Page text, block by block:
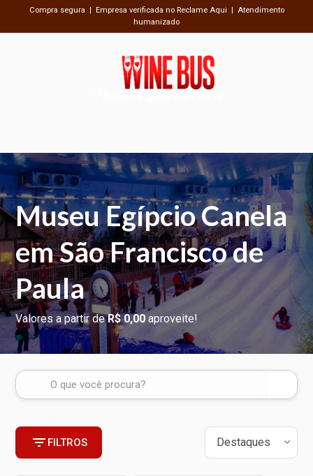
Compra segura | Empresa verificada no Reclame Aqui | Atendimento
humanizado
Passeios Inesquecíveis
Museu Egípcio Canela
em São Francisco de
Paula
Valores a partir deR$ 0,00 aproveite!
FILTROS